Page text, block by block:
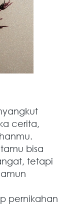
cerita,
bisa
tetapi
pernikahan